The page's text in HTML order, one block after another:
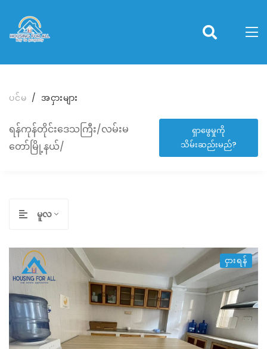
ပင်မ အငှားများ
ရန်ကုန်တိုင်းဒေသကြီး/လမ်းမ
တော်မြို့နယ်/
ရှာဖွေမှုကို
သိမ်းဆည်းမည်?
မူလ
ငှားရန်